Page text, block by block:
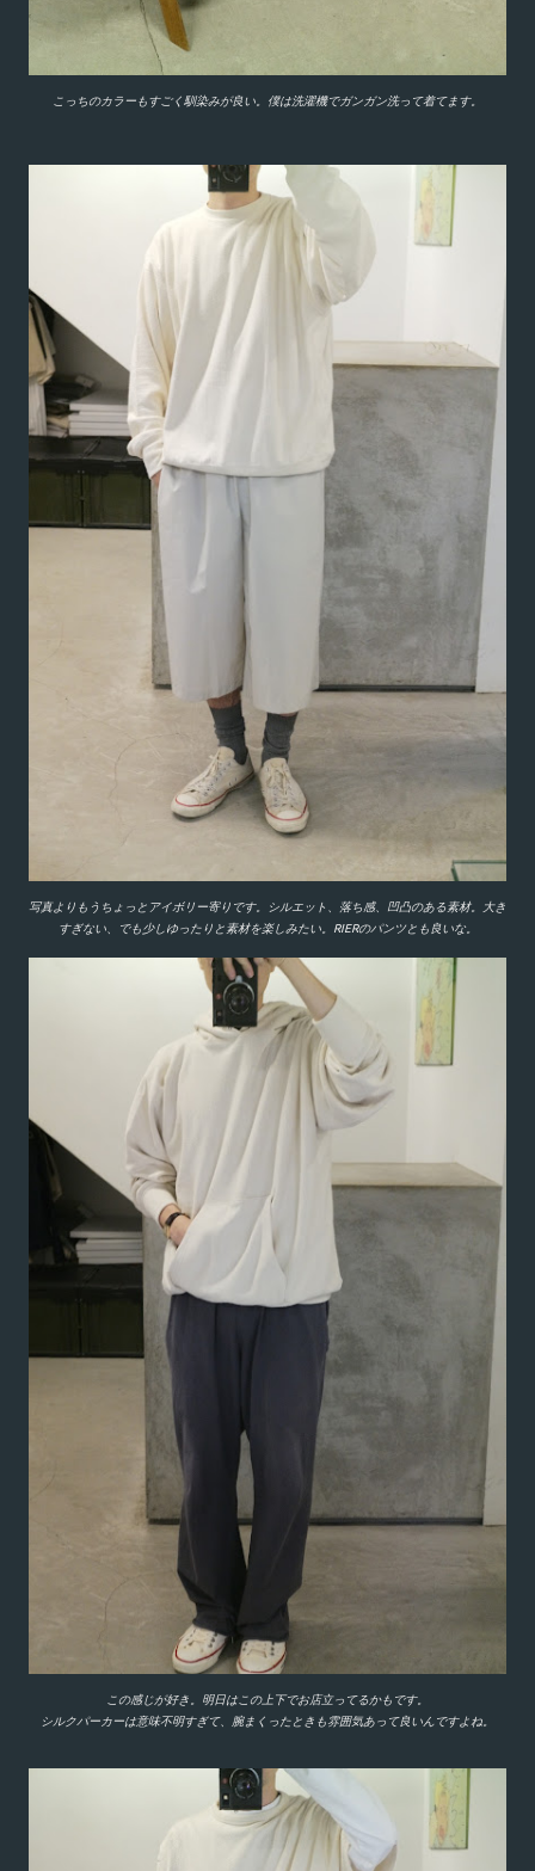
こっちのカラーもすごく馴染みが良い。僕は洗濯機でガンガン洗って着てます。
写真よりもうちょっとアイボリー寄りです。シルエット、落ち感、凹凸のある素材。大き
すぎない、でも少しゆったりと素材を楽しみたい。RIERのパンツとも良いな。
この感じが好き。明日はこの上下でお店立ってるかもです。
シルクパーカーは意味不明すぎて、腕まくったときも雰囲気あって良いんですよね。